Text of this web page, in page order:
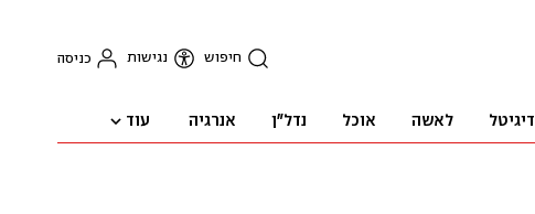
חיפוש נגישות כניסה
דיגיטל לאשה אוכל נדל"ן אנרגיה עוד